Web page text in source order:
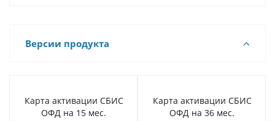
Версии продукта
Карта активации СБИС
ОФД на 15 мес.
Карта активации СБИС
ОФД на 36 мес.